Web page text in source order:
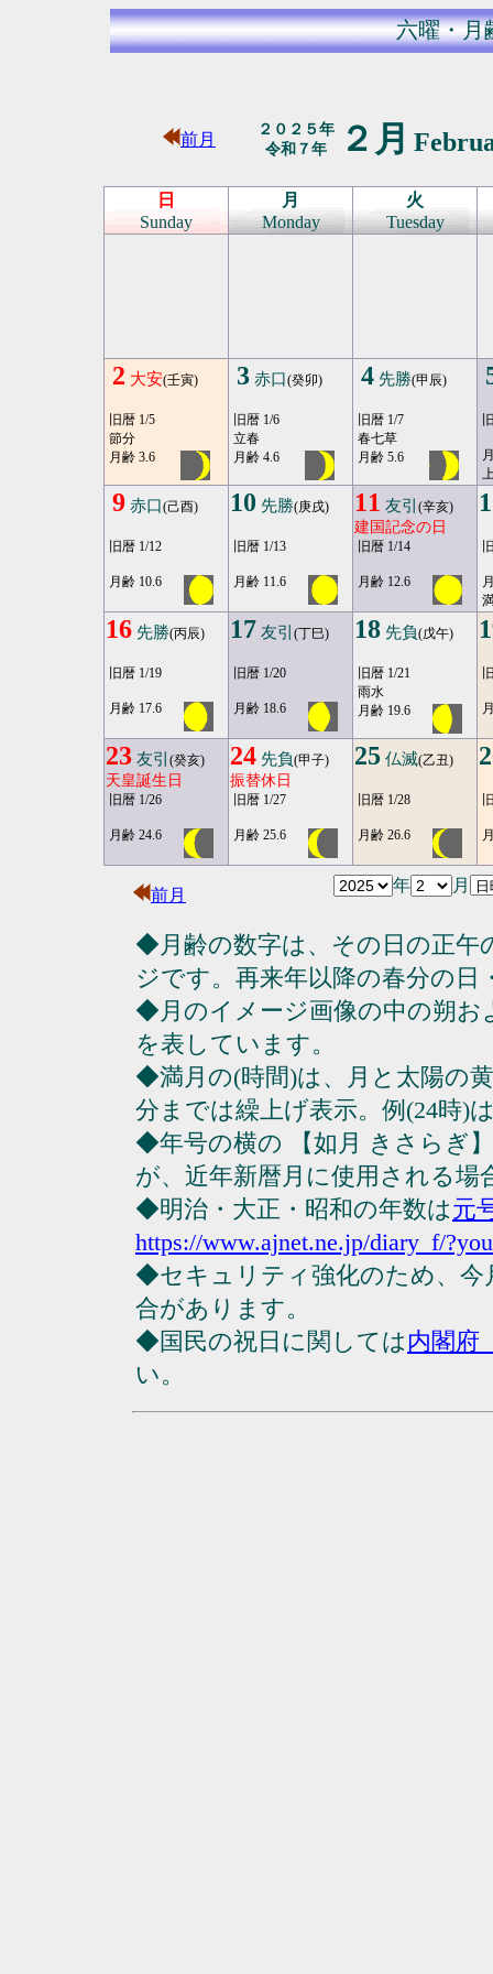
六曜・月
前月
２０２５年
令和７年
２月
日
Sunday
月
Monday
火
Tuesday
2 大安(壬寅)
旧暦 1/5
節分
月齢 3.6
3 赤口(癸卯)
旧暦 1/6
立春
月齢 4.6
4 先勝(甲辰)
旧暦 1/7
春七草
月齢 5.6
9 赤口(己酉)
旧暦 1/12
月齢 10.6
10 先勝(庚戌)
旧暦 1/13
月齢 11.6
11 友引 (辛亥)
建国記念の日
旧暦 1/14
月齢 12.6
16 先勝(丙辰)
旧暦 1/19
月齢 17.6
17 友引 (丁巳)
旧暦 1/20
月齢 18.6
18 先負(戊午)
旧暦 1/21
雨水
月齢 19.6
23 友引 (癸亥)
天皇誕生日
旧暦 1/26
月齢 24.6
24 先負(甲子)
振替休日
旧暦 1/27
月齢 25.6
25 仏滅(乙丑)
旧暦 1/28
月齢 26.6
前月
年 月
◆月齢の数字は、その日の正午
ジです。再来年以降の春分の日
◆月のイメージ画像の中の朔
を表しています。
◆満月の(時間)は、月と太陽の
分までは繰上げ表示。例(24時)
◆年号の横の 【如月 きさらぎ
が、近年新暦月に使用される場
◆明治・大正・昭和の年数は元
https://www.ajnet.ne.jp/diary_f/
◆セキュリティ強化のため、今
合があります。
◆国民の祝日に関しては内閣府
い。